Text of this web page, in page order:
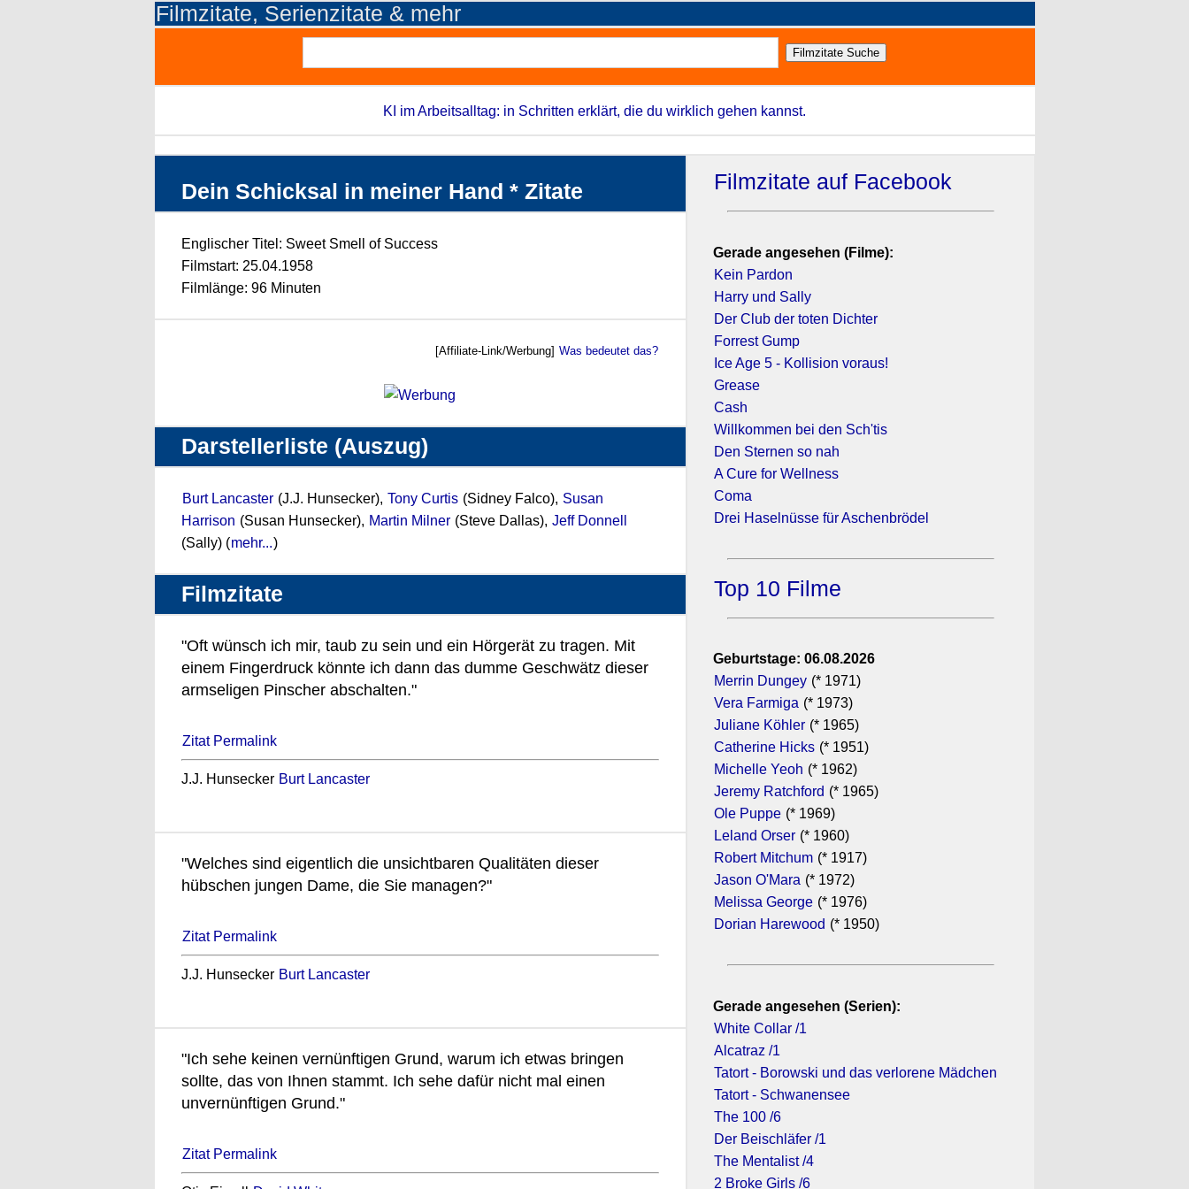
Filmzitate, Serienzitate & mehr
KI im Arbeitsalltag: in Schritten erklärt, die du wirklich gehen kannst.
Dein Schicksal in meiner Hand * Zitate
Englischer Titel: Sweet Smell of Success
Filmstart: 25.04.1958
Filmlänge: 96 Minuten
[Affiliate-Link/Werbung] Was bedeutet das?
Darstellerliste (Auszug)
Burt Lancaster (J.J. Hunsecker), Tony Curtis (Sidney Falco), Susan
Harrison (Susan Hunsecker), Martin Milner (Steve Dallas), Jeff Donnell
(Sally) (mehr...)
Filmzitate
"Oft wünsch ich mir, taub zu sein und ein Hörgerät zu tragen. Mit
einem Fingerdruck könnte ich dann das dumme Geschwätz dieser
armseligen Pinscher abschalten."
Zitat Permalink
J.J. Hunsecker Burt Lancaster
"Welches sind eigentlich die unsichtbaren Qualitäten dieser
hübschen jungen Dame, die Sie managen?"
Zitat Permalink
J.J. Hunsecker Burt Lancaster
"Ich sehe keinen vernünftigen Grund, warum ich etwas bringen
sollte, das von Ihnen stammt. Ich sehe dafür nicht mal einen
unvernünftigen Grund."
Zitat Permalink
Filmzitate auf Facebook
Gerade angesehen (Filme):
Kein Pardon
Harry und Sally
Der Club der toten Dichter
Forrest Gump
Ice Age 5 - Kollision voraus!
Grease
Cash
Willkommen bei den Sch'tis
Den Sternen so nah
A Cure for Wellness
Coma
Drei Haselnüsse für Aschenbrödel
Top 10 Filme
Geburtstage: 06.08.2026
Merrin Dungey (* 1971)
Vera Farmiga (* 1973)
Juliane Köhler (* 1965)
Catherine Hicks (* 1951)
Michelle Yeoh (* 1962)
Jeremy Ratchford (* 1965)
Ole Puppe (* 1969)
Leland Orser (* 1960)
Robert Mitchum (* 1917)
Jason O'Mara (* 1972)
Melissa George (* 1976)
Dorian Harewood (* 1950)
Gerade angesehen (Serien):
White Collar /1
Alcatraz /1
Tatort - Borowski und das verlorene Mädchen
Tatort - Schwanensee
The 100 /6
Der Beischläfer /1
The Mentalist /4
2 Broke Girls /6